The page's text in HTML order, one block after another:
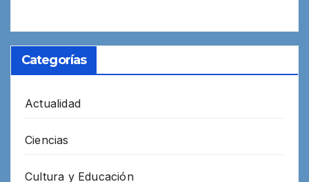
Categorías
Actualidad
Ciencias
Cultura y Educación